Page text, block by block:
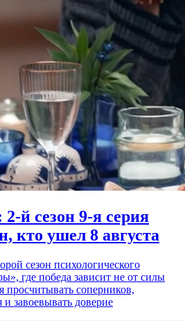
й сезон 9-я серия
кто ушел 8 августа
сезон психологического
где победа зависит не от силы
просчитывать соперников,
завоевывать доверие